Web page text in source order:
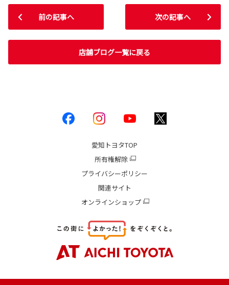
前の記事へ
店舗ブログ一覧に戻る
次の記事へ
愛知トヨタTOP
所有権解除
プライバシーポリシー
関連サイト
オンラインショップ